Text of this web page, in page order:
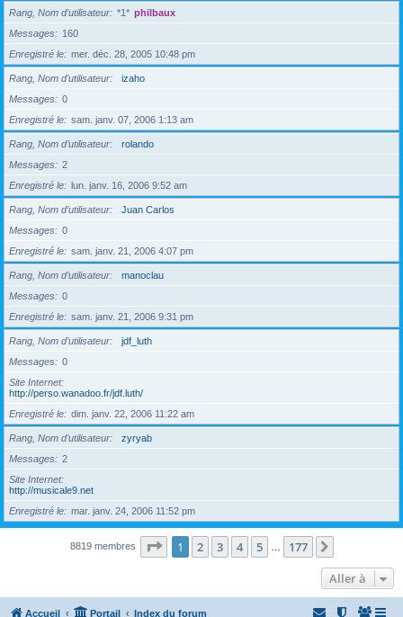
Rang, Nom d’utilisateur *1* philbaux
Messages
160
Enregistré le
mer. déc. 28, 2005 10:48 pm
Rang, Nom d’utilisateur
izaho
Messages
0
Enregistré le
sam. janv. 07, 2006 1:13 am
Rang, Nom d’utilisateur
rolando
Messages
2
Enregistré le
lun. janv. 16, 2006 9:52 am
Rang, Nom d’utilisateur
Juan Carlos
Messages
0
Enregistré le
sam. janv. 21, 2006 4:07 pm
Rang, Nom d’utilisateur
manoclau
Messages
0
Enregistré le
sam. janv. 21, 2006 9:31 pm
Rang, Nom d’utilisateur
jdf_luth
Messages
0
Site Internet
http://perso.wanadoo.fr/jdf.luth/
Enregistré le
dim. janv. 22, 2006 11:22 am
Rang, Nom d’utilisateur
zyryab
Messages
2
Site Internet
http://musicale9.net
Enregistré le
mar. janv. 24, 2006 11:52 pm
8819 membres Page 1sur177
1 2 3 4 5 177
Aller à
Accueil Portail Index du forum